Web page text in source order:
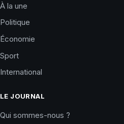
À la une
Politique
Économie
Sport
International
LE JOURNAL
Qui sommes-nous ?